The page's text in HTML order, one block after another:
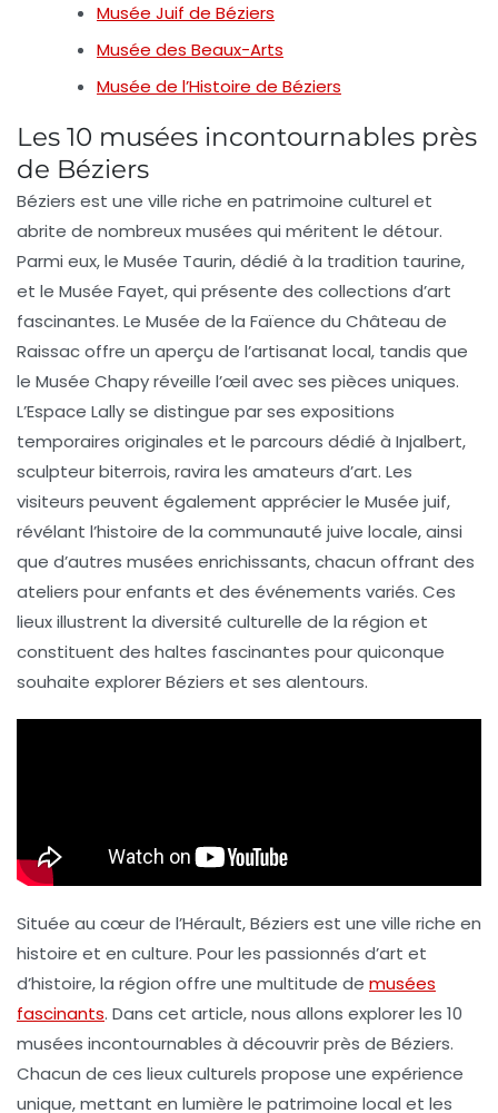
Musée Juif de Béziers
Musée des Beaux-Arts
Musée de l’Histoire de Béziers
Les 10 musées incontournables près
de Béziers
Béziers est une ville riche en patrimoine culturel et
abrite de nombreux musées qui méritent le détour.
Parmi eux, le Musée Taurin, dédié à la tradition taurine,
et le Musée Fayet, qui présente des collections d’art
fascinantes. Le Musée de la Faïence du Château de
Raissacoffre un aperçu de l’artisanat local, tandis que
le Musée Chapyréveille l’œil avec ses pièces uniques.
L’Espace Lallyse distingue par ses expositions
temporaires originales et le parcours dédié à Injalbert,
sculpteur biterrois, ravira les amateurs d’art. Les
visiteurs peuvent également apprécier le Musée juif,
révélant l’histoire de la communauté juive locale, ainsi
que d’autres musées enrichissants, chacun offrant des
ateliers pour enfants et des événements variés. Ces
lieux illustrent la diversité culturelle de la région et
constituent des haltes fascinantes pour quiconque
souhaite explorer Béziers et ses alentours.
Située au cœur de l’Hérault, Béziers est une ville riche en
histoire et en culture. Pour les passionnés d’art et
d’histoire, la région offre une multitude de musées
fascinants. Dans cet article, nous allons explorer les 10
musées incontournables à découvrir près de Béziers.
Chacun de ces lieux culturels propose une expérience
unique, mettant en lumière le patrimoine local et les